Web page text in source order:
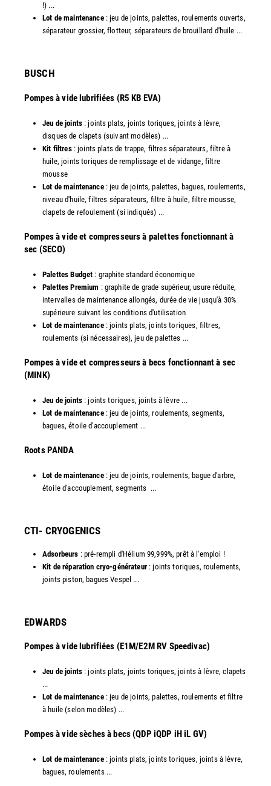
!) ...
Lot de maintenance: jeu de joints, palettes, roulements ouverts,
séparateur grossier, flotteur, séparateurs de brouillard d'huile ...
​BUSCH
Pompes à vide lubrifiées (R5 KB EVA)
Jeu de joints : joints plats, joints toriques, joints à lèvre,
disques de clapets (suivant modèles) ...
Kit filtres: joints plats de trappe, filtres séparateurs, filtre à
huile, joints toriques de remplissage et de vidange, filtre
mousse
Lot de maintenance: jeu de joints, palettes, bagues, roulements,
niveau d'huile, filtres séparateurs, filtre à huile, filtre mousse,
clapets de refoulement (si indiqués) ...
​Pompes à vide et compresseurs à palettes fonctionnant à
sec (SECO)
Palettes Budget : graphite standard économique
Palettes Premium : graphite de grade supérieur, usure réduite,
intervalles de maintenance allongés, durée de vie jusqu'à 30%
supérieure suivant les conditions d'utilisation
Lot de maintenance: joints plats, joints toriques, filtres,
roulements (si nécessaires), jeu de palettes ...
Pompes à vide et compresseurs à becs fonctionnant à sec
(MINK)
Jeu de joints: joints toriques, joints à lèvre ...
Lot de maintenance: jeu de joints, roulements, segments,
bagues, étoile d'accouplement ...
​Roots PANDA
Lot de maintenance: jeu de joints, roulements, bague d'arbre,
étoile d'accouplement, segments ...​
CTI- CRYOGENICS
Adsorbeurs : pré-rempli d'Hélium 99,999%, prêt à l'emploi !
Kit de réparation cryo-générateur: joints toriques, roulements,
joints piston, bagues Vespel ... ​
EDWARDS
Pompes à vide lubrifiées (E1M/E2M RV Speedivac)
Jeu de joints: joints plats, joints toriques, joints à lèvre, clapets
...
Lot de maintenance: jeu de joints, palettes, roulements et filtre
à huile (selon modèles) ...
​Pompes à vide sèches à becs (QDP iQDP iH iL GV)
Lot de maintenance: joints plats, joints toriques, joints à lèvre,
bagues, roulements ...